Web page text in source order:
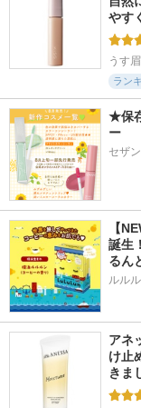
やす
うす
ラン
★保
ー
セザ
【
誕生
るん
ルル
アネ
け止
きま